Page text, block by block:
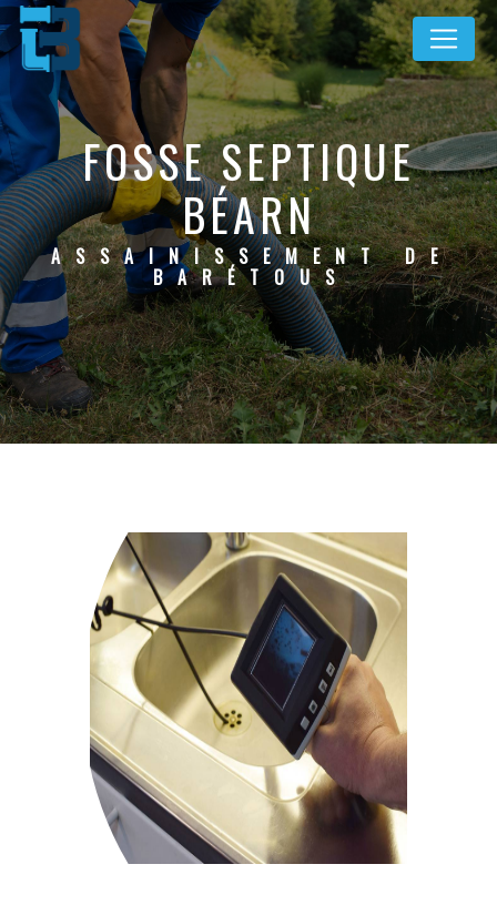
FOSSE SEPTIQUE
BÉARN
ASSAINISSEMENT DE
BARÉTOUS
Panneau de gestion des cookies